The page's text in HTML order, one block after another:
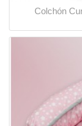
Colchón